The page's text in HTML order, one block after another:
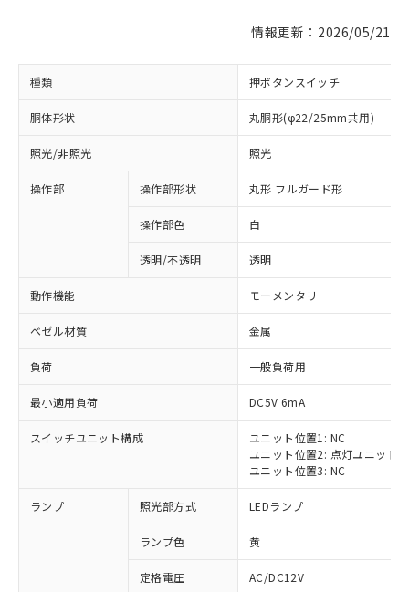
情報更新：2026/05/21
種類 押ボタンスイッチ
胴体形状 丸胴形(φ22/25mm共用)
照光/非照光 照光
操作部 操作部形状 丸形 フルガード形
操作部色 白
透明/不透明 透明
動作機能 モーメンタリ
ベゼル材質 金属
負荷 一般負荷用
最小適用負荷 DC5V 6mA
スイッチユニット構成
ユニット位置1: NC
ユニット位置2: 点灯ユニット
ユニット位置3: NC
ランプ 照光部方式 LEDランプ
ランプ色 黄
定格電圧 AC/DC12V